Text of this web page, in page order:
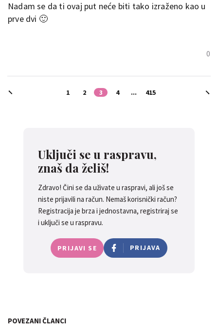
Nadam se da ti ovaj put neće biti tako izraženo kao u
prve dvi 🙂
0
1 2 3 4 ... 415
Uključi se u raspravu,
znaš da želiš!
Zdravo! Čini se da uživate u raspravi, ali još se
niste prijavili na račun. Nemaš korisnički račun?
Registracija je brza i jednostavna, registriraj se
i uključi se u raspravu.
PRIJAVI SE PRIJAVA
POVEZANI ČLANCI